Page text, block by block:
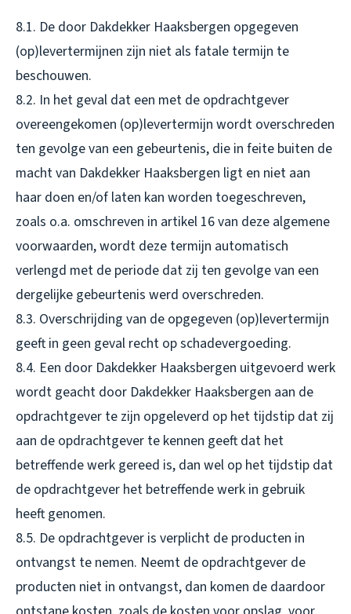
8.1. De door Dakdekker Haaksbergen opgegeven
(op)levertermijnen zijn niet als fatale termijn te
beschouwen.
8.2. In het geval dat een met de opdrachtgever
overeengekomen (op)levertermijn wordt overschreden
ten gevolge van een gebeurtenis, die in feite buiten de
macht van Dakdekker Haaksbergen ligt en niet aan
haar doen en/of laten kan worden toegeschreven,
zoals o.a. omschreven in artikel 16 van deze algemene
voorwaarden, wordt deze termijn automatisch
verlengd met de periode dat zij ten gevolge van een
dergelijke gebeurtenis werd overschreden.
8.3. Overschrijding van de opgegeven (op)levertermijn
geeft in geen geval recht op schadevergoeding.
8.4. Een door Dakdekker Haaksbergen uitgevoerd werk
wordt geacht door Dakdekker Haaksbergen aan de
opdrachtgever te zijn opgeleverd op het tijdstip dat zij
aan de opdrachtgever te kennen geeft dat het
betreffende werk gereed is, dan wel op het tijdstip dat
de opdrachtgever het betreffende werk in gebruik
heeft genomen.
8.5. De opdrachtgever is verplicht de producten in
ontvangst te nemen. Neemt de opdrachtgever de
producten niet in ontvangst, dan komen de daardoor